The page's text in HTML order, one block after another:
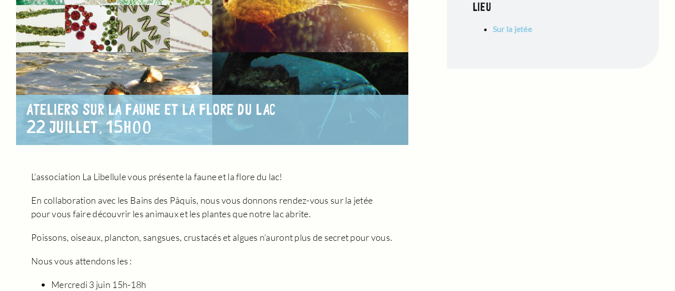
ATELIERS SUR LA FAUNE ET LA FLORE DU LAC
22 JUILLET, 15H00
L’association La Libellule vous présente la faune et la flore du lac!
En collaboration avec les Bains des Pâquis, nous vous donnons rendez-vous sur la jetée
pour vous faire découvrir les animaux et les plantes que notre lac abrite.
Poissons, oiseaux, plancton, sangsues, crustacés et algues n’auront plus de secret pour vous.
Nous vous attendons les :
Mercredi 3 juin 15h-18h
LIEU
Sur la jetée